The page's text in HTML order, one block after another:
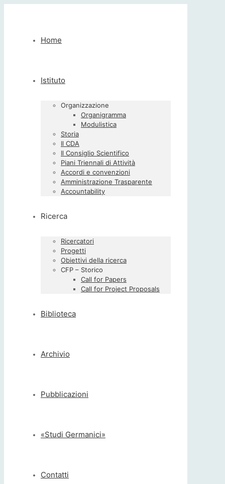
Home
Istituto
Organizzazione
Organigramma
Modulistica
Storia
Il CDA
Il Consiglio Scientifico
Piani Triennali di Attività
Accordi e convenzioni
Amministrazione Trasparente
Accountability
Ricerca
Ricercatori
Progetti
Obiettivi della ricerca
CFP – Storico
Call for Papers
Call for Project Proposals
Biblioteca
Archivio
Pubblicazioni
«Studi Germanici»
Contatti